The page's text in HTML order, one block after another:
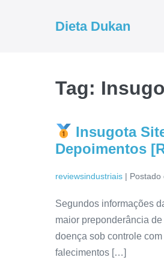
Dieta Dukan
Tag:
Insugota
Depoimentos
reviewsindustriais | Postado
Segundos informações
maior preponderância
doença sob controle
falecimentos […]